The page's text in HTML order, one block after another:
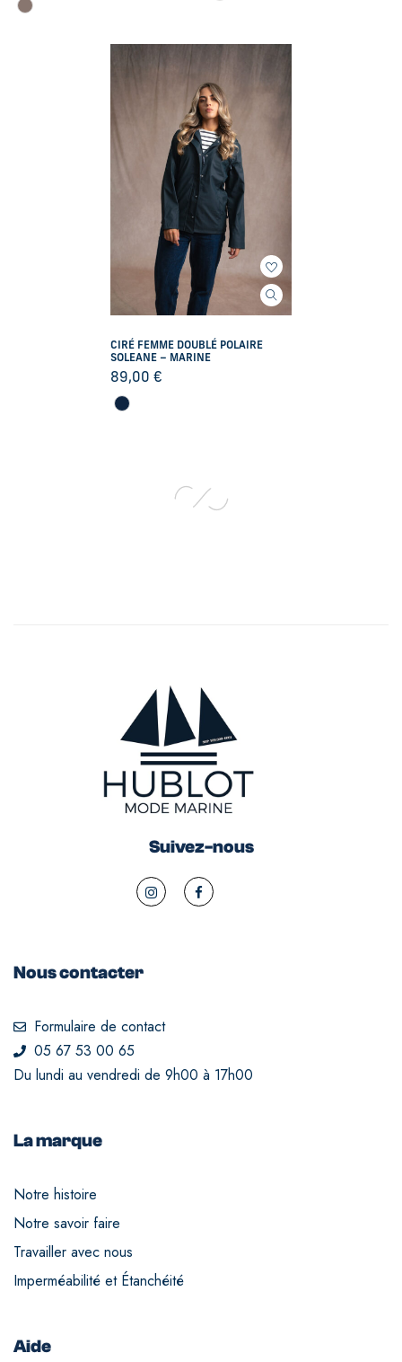
CIRÉ FEMME DOUBLÉ POLAIRE
SOLEANE – MARINE
89,00€
Suivez-nous
Nous contacter
Formulaire de contact
05 67 53 00 65
Du lundi au vendredi de 9h00 à 17h00
La marque
Notre histoire
Notre savoir faire
Travailler avec nous
Imperméabilité et Étanchéité
Aide